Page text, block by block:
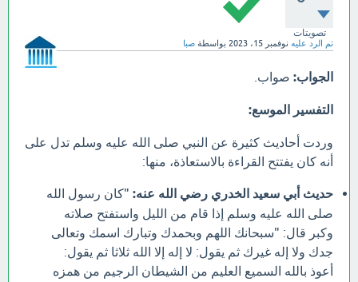
تصويتات
تم الرد عليه نوفمبر 15، 2023 بواسطة صبا
الجواب: صواب.
التفسير الموسع:
وردت أحاديث كثيرة عن النبي صلى الله عليه وسلم تدل على
أنه كان يفتتح القراءة بالاستعاذة، منها:
حديث أبي سعيد الخدري رضي الله عنه: "كان رسول الله
صلى الله عليه وسلم إذا قام من الليل واستفتح صلاته
وكبر قال: "سبحانك اللهم وبحمدك وتبارك اسمك وتعالى
جدك ولا إله غيرك ثم يقول: لا إله إلا الله ثلاثا ثم يقول:
أعوذ بالله السميع العليم من الشيطان الرجيم من همزه